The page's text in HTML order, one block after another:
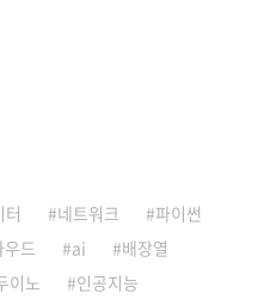
터 네트워크
파이썬
우드 ai
배장열
이노
인공지능